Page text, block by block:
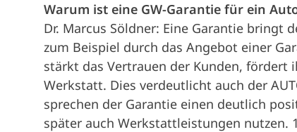
Warum ist eine GW-Garantie für ein
Dr. Marcus Söldner: Eine Garantie bringt
zum Beispiel durch das Angebot einer
stärkt das Vertrauen der Kunden, fördert
Werkstatt. Dies verdeutlicht auch der
sprechen der Garantie einen deutlich
später auch Werkstattleistungen nutzen.